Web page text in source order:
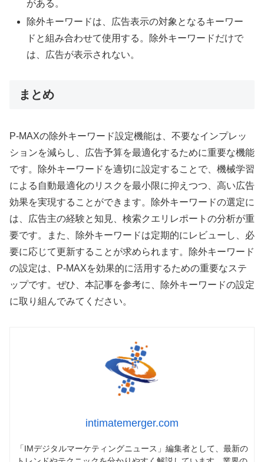
がある。
除外キーワードは、広告表示の対象となるキーワー
ドと組み合わせて使用する。除外キーワードだけで
は、広告が表示されない。
まとめ
P-MAXの除外キーワード設定機能は、不要なインプレッ
ションを減らし、広告予算を最適化するために重要な機能
です。除外キーワードを適切に設定することで、機械学習
による自動最適化のリスクを最小限に抑えつつ、高い広告
効果を実現することができます。除外キーワードの選定に
は、広告主の経験と知見、検索クエリレポートの分析が重
要です。また、除外キーワードは定期的にレビューし、必
要に応じて更新することが求められます。除外キーワード
の設定は、P-MAXを効果的に活用するための重要なステ
ップです。ぜひ、本記事を参考に、除外キーワードの設定
に取り組んでみてください。
intimatemerger.com
「IMデジタルマーケティングニュース」編集者として、最新の